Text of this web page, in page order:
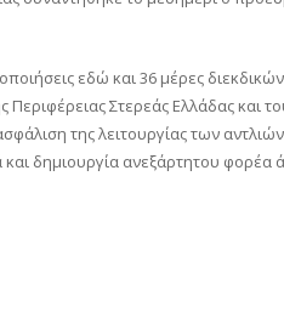
εδώ και 36 μέρες
Περιφέρειας Στερεάς Ελλάδας και
της λειτουργίας των
δημιουργία ανεξάρτητου